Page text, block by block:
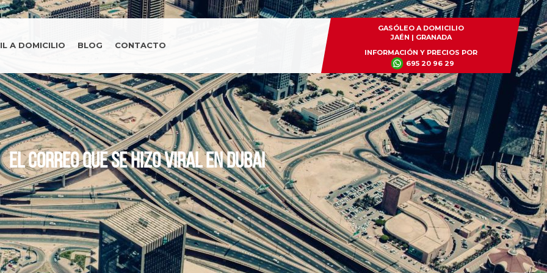
GASÓLEO A DOMICILIO
JAÉN | GRANADA
INFORMACIÓN Y PRECIOS POR
695 20 96 29
A DOMICILIO BLOG CONTACTO
El correo que se hizo viral en Dubai